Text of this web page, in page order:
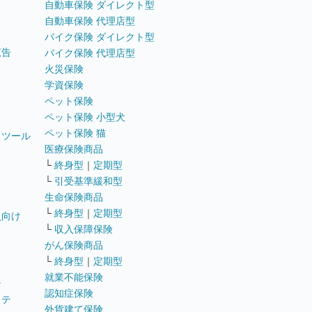
ール
け
自動車保険 ダイレクト型
自動車保険 代理店型
バイク保険 ダイレクト型
バイク保険 代理店型
火災保険
学資保険
ペット保険
ペット保険 小型犬
ペット保険 猫
医療保険商品
└ 終身型 ｜ 定期型
└ 引受基準緩和型
生命保険商品
└ 終身型 ｜ 定期型
└ 収入保障保険
がん保険商品
└ 終身型 ｜ 定期型
就業不能保険
認知症保険
外貨建て保険